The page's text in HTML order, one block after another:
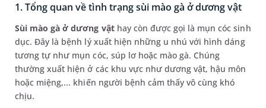
1. Tổng quan về tình trạng sùi mào gà ở dương vật
Sùi mào gà ở dương vậthay còn được gọi là mụn cóc sinh
dục. Đây là bệnh lý xuất hiện những u nhú với hình dáng
tương tự như mụn cóc, súp lơ hoặc mào gà. Chúng
thường xuất hiện ở các khu vực như dương vật, hậu môn
hoặc miệng,... khiến người bệnh cảm thấy vô cùng khó
chịu.